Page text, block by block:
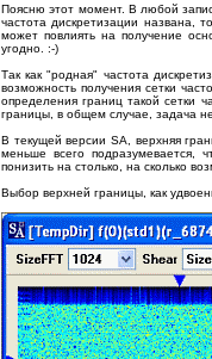
Поясню этот момент. В любой
частота дискретизации названа,
может повлиять на получение
угодно. :-)
Так как "родная" частота
возможность получения сетки
определения границ такой сетки
границы, в общем случае, задача
В текущей версии SA, верхняя
меньше всего подразумевается,
понизить на столько, на сколько
Выбор верхней границы, как